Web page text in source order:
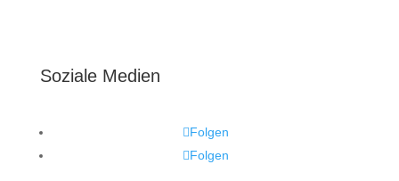
Soziale Medien
Folgen
Folgen